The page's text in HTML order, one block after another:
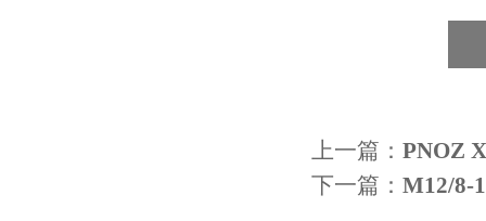
上一篇： PNOZ
下一篇： M12/8-